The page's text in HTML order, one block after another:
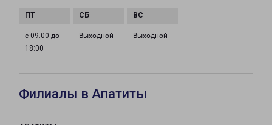
с 09:00 до
18:00
Выходной Выходной
Филиалы в Апатиты